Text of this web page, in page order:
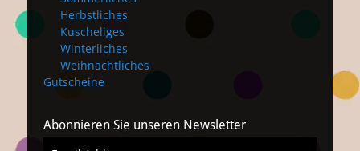
Herbstliches
Kuscheliges
Winterliches
Weihnachtliches
Gutscheine
Abonnieren Sie unseren Newsletter